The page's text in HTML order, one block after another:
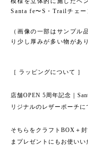
Santa fe〜S・Trailチェー
（画像の一部はサンプル
り少し厚みが多い物があ
［ ラッピングについて ］
店舗OPEN 5周年記念｜
リジナルのレザーポーチに
そちらをクラフトBOX＋
まプレゼントにもお使いい